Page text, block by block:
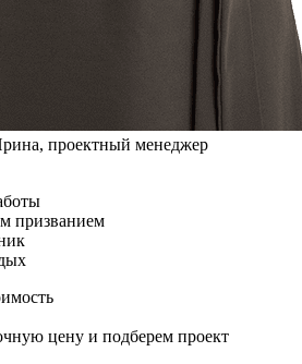
проектный менеджер
призванием
цену и подберем проект